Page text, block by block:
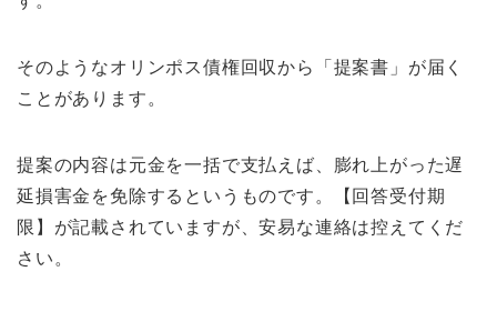
そのようなオリンポス債権回収から「提案書」が届く
ことがあります。
提案の内容は元金を一括で支払えば、膨れ上がった遅
延損害金を免除するというものです。【回答受付期
限】が記載されていますが、安易な連絡は控えてくだ
さい。